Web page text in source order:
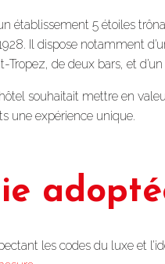
établissement 5 étoiles
Il dispose notamment
de deux bars, et d’un
souhaitait mettre en
une expérience unique.
les codes du luxe et